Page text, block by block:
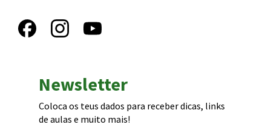
Newsletter
Coloca os teus dados para receber dicas, links
de aulas e muito mais!